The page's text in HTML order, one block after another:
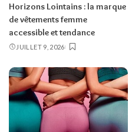
Horizons Lointains : la marque
de vêtements femme
accessible et tendance
JUILLET 9, 2026